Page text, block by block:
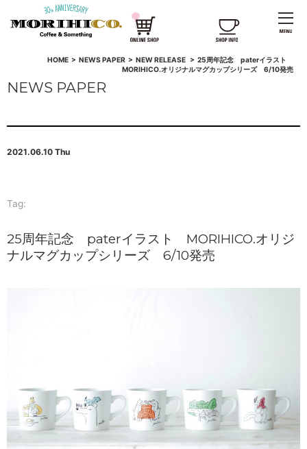
HOME> NEWS PAPER> NEW RELEASE > 25周年記念 paterイラスト
MORIHICO.オリジナルマグカップシリーズ 6/10発売
NEWS PAPER
2021.06.10 Thu
Tag:
25周年記念 paterイラスト MORIHICO.オリジ
ナルマグカップシリーズ 6/10発売